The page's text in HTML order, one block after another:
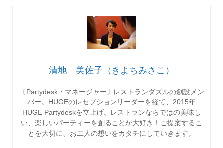
清地 美佐子（きよちみさこ）
〔Partydesk・マネージャー〕レストランダズルの創設メン
バー。HUGEのレセプションリーダーを経て、2015年
HUGE Partydeskを立上げ。レストランならではの美味し
い、楽しいパーティーを創ることが大好き！ご提案するこ
とを大切に、お二人の想いをカタチにしていきます。